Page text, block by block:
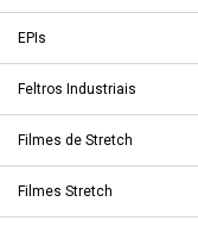
EPIs
Feltros Industriais
Filmes de Stretch
Filmes Stretch